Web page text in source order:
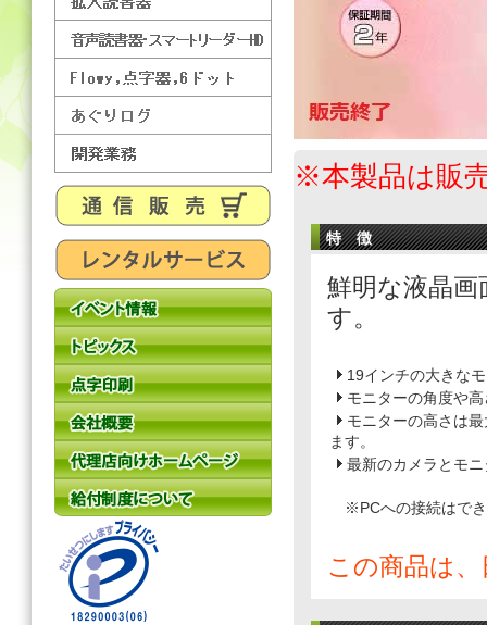
※本製品は販
特 徴
鮮明な液晶
す。
19インチの大きな
モニターの角度や
モニターの高さは
ます。
最新のカメラとモ
※PCへの接続はで
この商品は